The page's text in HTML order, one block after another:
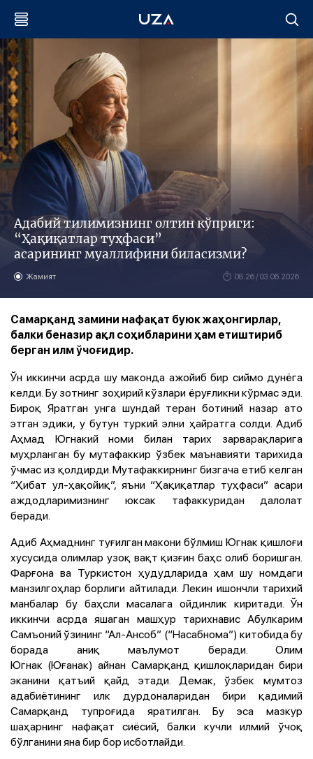
Адабий тилимизнинг олтин кўприги:
“Ҳақиқатлар туҳфаси”
асарининг муаллифини биласизми?
Жамият 08:26 / 03.06.2026
Самарқанд замини нафақат буюк жаҳонгирлар,
балки беназир ақл соҳибларини ҳам етиштириб
берган илм ўчоғидир.
Ўн иккинчи асрда шу маконда ажойиб бир сиймо дунёга
келди. Бу зотнинг зоҳирий кўзлари ёруғликни кўрмас эди.
Бироқ Яратган унга шундай теран ботиний назар ато
этган эдики, у бутун туркий элни ҳайратга солди. Адиб
Аҳмад Югнакий номи билан тарих зарварақларига
муҳрланган бу мутафаккир ўзбек маънавияти тарихида
ўчмас из қолдирди. Мутафаккирнинг бизгача етиб келган
“Ҳибат ул-ҳақойиқ”, яъни “Ҳақиқатлар туҳфаси” асари
аждодларимизнинг юксак тафаккуридан далолат
беради.
Адиб Аҳмаднинг туғилган макони бўлмиш Югнак қишлоғи
хусусида олимлар узоқ вақт қизғин баҳс олиб боришган.
Фарғона ва Туркистон ҳудудларида ҳам шу номдаги
манзилгоҳлар борлиги айтилади. Лекин ишончли тарихий
манбалар бу баҳсли масалага ойдинлик киритади. Ўн
иккинчи асрда яшаган машҳур тарихнавис Абулкарим
Самъоний ўзининг “Ал-Ансоб” (“Насабнома”) китобида бу
борада аниқ маълумот беради. Олим
Югнак (Юғанак) айнан Самарқанд қишлоқларидан бири
эканини қатъий қайд этади. Демак, ўзбек мумтоз
адабиётининг илк дурдоналаридан бири қадимий
Самарқанд тупроғида яратилган. Бу эса мазкур
шаҳарнинг нафақат сиёсий, балки кучли илмий ўчоқ
бўлганини яна бир бор исботлайди.